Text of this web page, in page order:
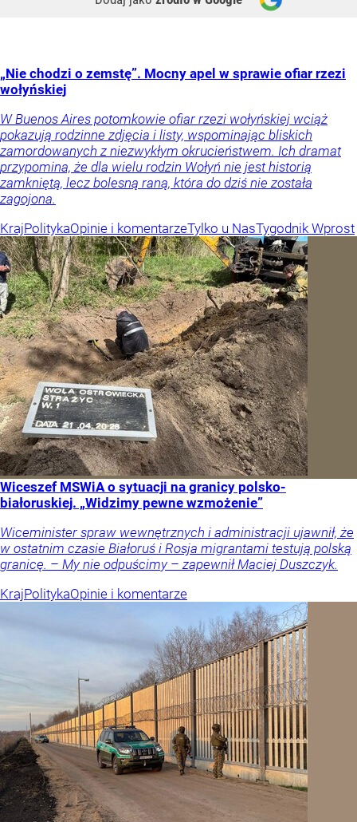
„Nie chodzi o zemstę”. Mocny apel w sprawie ofiar rzezi
wołyńskiej
W Buenos Aires potomkowie ofiar rzezi wołyńskiej wciąż
pokazują rodzinne zdjęcia i listy, wspominając bliskich
zamordowanych z niezwykłym okrucieństwem. Ich dramat
przypomina, że dla wielu rodzin Wołyń nie jest historią
zamkniętą, lecz bolesną raną, która do dziś nie została
zagojona.
KrajPolitykaOpinie i komentarzeTylko u NasTygodnik Wprost
Wiceszef MSWiA o sytuacji na granicy polsko-
białoruskiej. „Widzimy pewne wzmożenie”
Wiceminister spraw wewnętrznych i administracji ujawnił, że
w ostatnim czasie Białoruś i Rosja migrantami testują polską
granicę. – My nie odpuścimy – zapewnił Maciej Duszczyk.
KrajPolitykaOpinie i komentarze